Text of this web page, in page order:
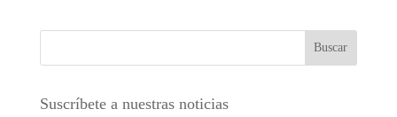
Suscríbete a nuestras noticias